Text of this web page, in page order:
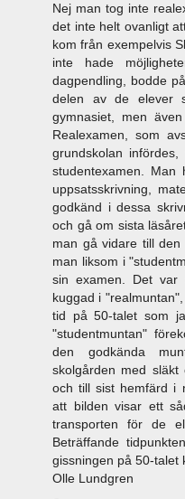
Nej man tog inte
det inte helt ovanligt
kom från exempelvis
inte hade
dagpendling, bodde
delen av de elever
gymnasiet, men
Realexamen, som
grundskolan
studentexamen. Man
uppsatsskrivning,
godkänd i dessa
och gå om sista
man gå vidare till
man liksom i
sin examen. Det var
kuggad i
tid på 50-talet som
"studentmuntan"
den godkända
skolgården med
och till sist hemfärd i
att bilden visar ett
transporten för de
Beträffande
gissningen på 50-talet
Olle Lundgren